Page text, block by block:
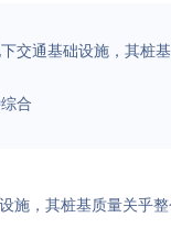
交通基础设施，其桩
合
施，其桩基质量关乎